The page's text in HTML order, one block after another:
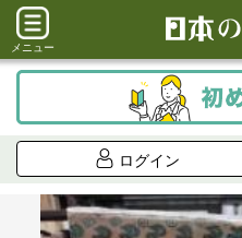
メニュー
ログイン